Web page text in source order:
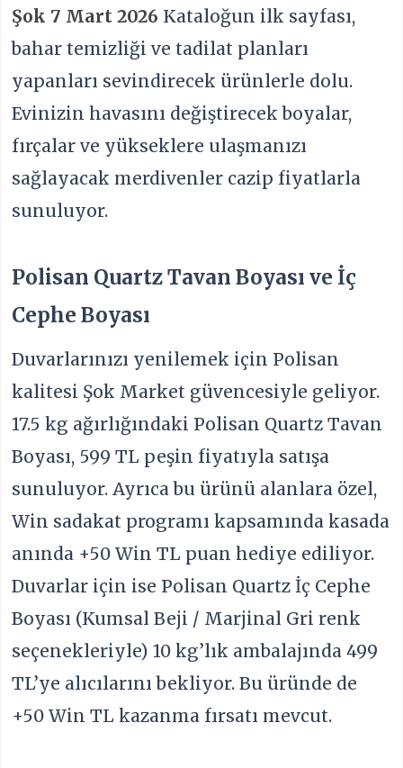
Şok 7 Mart 2026 Kataloğun ilk sayfası,
bahar temizliği ve tadilat planları
yapanları sevindirecek ürünlerle dolu.
Evinizin havasını değiştirecek boyalar,
fırçalar ve yükseklere ulaşmanızı
sağlayacak merdivenler cazip fiyatlarla
sunuluyor.
Polisan Quartz Tavan Boyası ve İç
Cephe Boyası
Duvarlarınızı yenilemek için Polisan
kalitesi Şok Market güvencesiyle geliyor.
17.5 kg ağırlığındaki Polisan Quartz Tavan
Boyası, 599 TL peşin fiyatıyla satışa
sunuluyor. Ayrıca bu ürünü alanlara özel,
Win sadakat programı kapsamında kasada
anında +50 Win TL puan hediye ediliyor.
Duvarlar için ise Polisan Quartz İç Cephe
Boyası (Kumsal Beji / Marjinal Gri renk
seçenekleriyle) 10 kg’lık ambalajında 499
TL’ye alıcılarını bekliyor. Bu üründe de
+50 Win TL kazanma fırsatı mevcut.